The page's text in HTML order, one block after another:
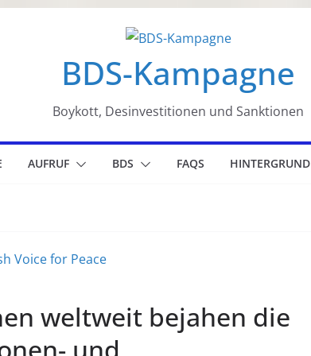
BDS-Kampagne
Boykott, Desinvestitionen und Sanktionen
AUFRUF BDS FAQS HINTERGRUND
weltweit bejahen die